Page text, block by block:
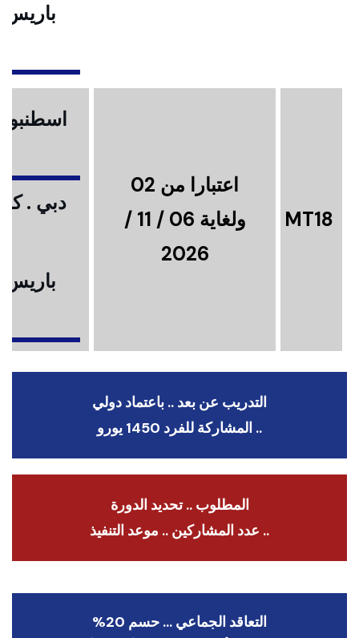
باريس
MT18
اعتبارا من 02
ولغاية 06 / 11 /
2026
دبي .
باريس
التدريب عن بعد .. باعتماد دولي
.. المشاركة للفرد 1450 يورو
المطلوب .. تحديد الدورة
.. عدد المشاركين .. موعد التنفيذ
التعاقد الجماعي … حسم 20%